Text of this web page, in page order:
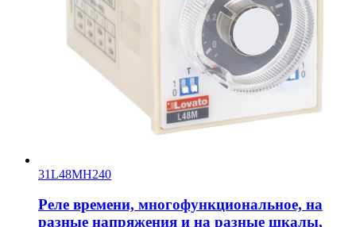
31L48MH240
Реле времени, многофункциональное, на
разные напряжения и на разные шкалы,